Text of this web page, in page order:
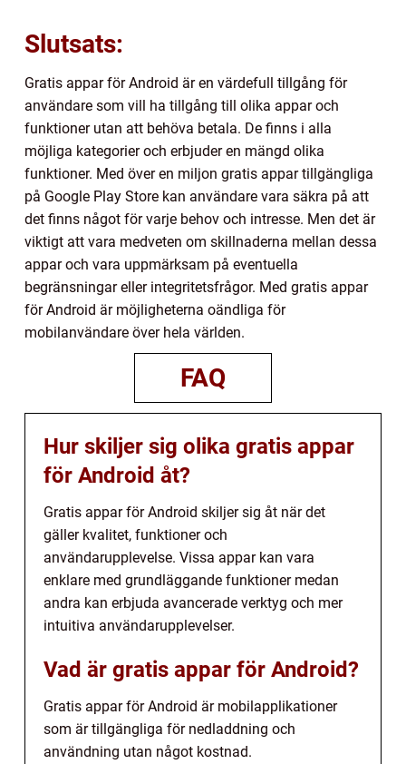
Slutsats:
Gratis appar för Android är en värdefull tillgång för
användare som vill ha tillgång till olika appar och
funktioner utan att behöva betala. De finns i alla
möjliga kategorier och erbjuder en mängd olika
funktioner. Med över en miljon gratis appar tillgängliga
på Google Play Store kan användare vara säkra på att
det finns något för varje behov och intresse. Men det är
viktigt att vara medveten om skillnaderna mellan dessa
appar och vara uppmärksam på eventuella
begränsningar eller integritetsfrågor. Med gratis appar
för Android är möjligheterna oändliga för
mobilanvändare över hela världen.
FAQ
Hur skiljer sig olika gratis appar
för Android åt?
Gratis appar för Android skiljer sig åt när det
gäller kvalitet, funktioner och
användarupplevelse. Vissa appar kan vara
enklare med grundläggande funktioner medan
andra kan erbjuda avancerade verktyg och mer
intuitiva användarupplevelser.
Vad är gratis appar för Android?
Gratis appar för Android är mobilapplikationer
som är tillgängliga för nedladdning och
användning utan något kostnad.